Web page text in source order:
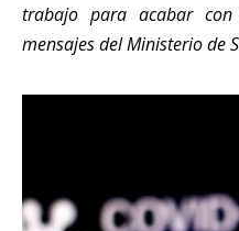
trabajo para acabar
mensajes del Ministerio de